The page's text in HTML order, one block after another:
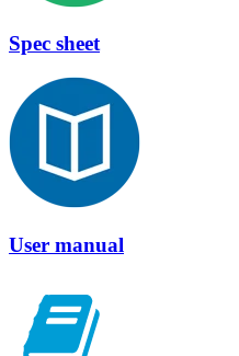
Spec sheet
User manual